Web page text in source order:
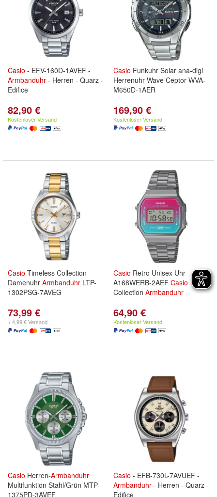
Casio - EFV-160D-1AVEF -
Armbanduhr - Herren - Quarz -
Edifice
82,90 €
Kostenloser Versand
Casio Funkuhr Solar ana-digi
Herrenuhr Wave Ceptor WVA-
M650D-1AER
169,90 €
Kostenloser Versand
Casio Timeless Collection
Damenuhr Armbanduhr LTP-
1302PSG-7AVEG
73,99 €
+ 4,99 € Versand
Casio Retro Unisex Uhr
A168WERB-2AEF Casio
Collection Armbanduhr
64,90 €
Kostenloser Versand
Casio Herren-Armbanduhr
Multifunktion Stahl/Grün MTP-
1375PD-3AVEF
Casio - EFB-730L-7AVUEF -
Armbanduhr - Herren - Quarz -
Edifice